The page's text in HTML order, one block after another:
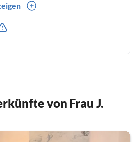
von Frau J.